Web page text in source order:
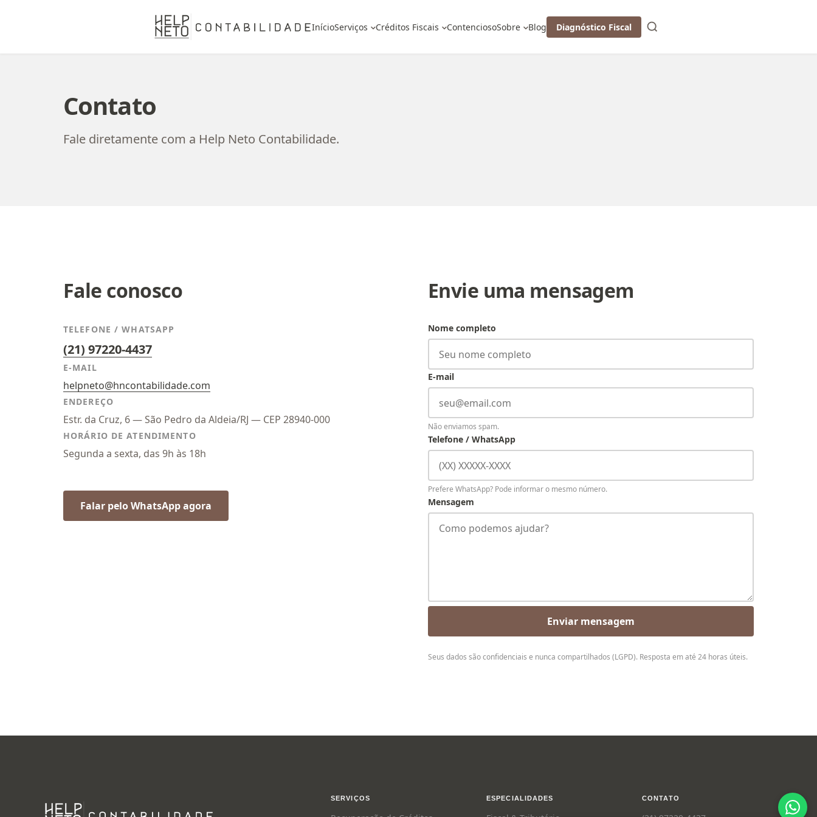
InícioServiços Créditos Fiscais ContenciosoSobre Blog Diagnóstico Fiscal
Contato
Fale diretamente com a Help Neto Contabilidade.
Fale conosco
TELEFONE / WHATSAPP
(21) 97220-4437
E-MAIL
helpneto@hncontabilidade.com
ENDEREÇO
Estr. da Cruz, 6 — São Pedro da Aldeia/RJ — CEP 28940-000
HORÁRIO DE ATENDIMENTO
Segunda a sexta, das 9h às 18h
Falar pelo WhatsApp agora
Envie uma mensagem
Nome completo
E-mail
Não enviamos spam.
Telefone / WhatsApp
Prefere WhatsApp? Pode informar o mesmo número.
Mensagem
Enviar mensagem
Seus dados são confidenciais e nunca compartilhados (LGPD). Resposta em até 24 horas úteis.
SERVIÇOS ESPECIALIDADES CONTATO